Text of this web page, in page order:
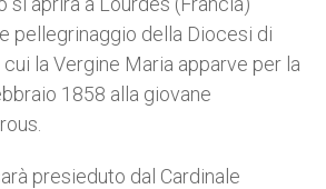
pellegrinaggio della Diocesi di
cui la Vergine Maria apparve per la
1858 alla giovane
presieduto dal Cardinale